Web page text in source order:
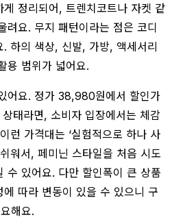
정리되어, 트렌치코트나 자켓 같
려요. 무지 패턴이라는 점은 코디
하의 색상, 신발, 가방, 액세서리
용 범위가 넓어요.
어요. 정가 38,980원에서 할인가
태라면, 소비자 입장에서는 체감
런 가격대는 ‘실험적으로 하나 사
워서, 페미닌 스타일을 처음 시도
수 있어요. 다만 할인폭이 큰 상품
따라 변동이 있을 수 있으니 구
해요.